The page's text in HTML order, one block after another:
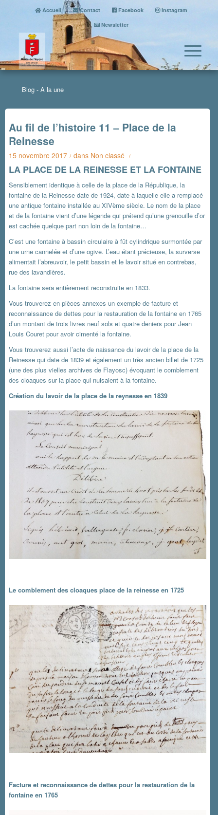
Accueil Contact Facebook
Instagram
Newsletter
Blog - A la une
Au fil de l’histoire 11 – Place de la
Reinesse
15 novembre 2017 / dans Non classé /
LA PLACE DE LA REINESSE ET LA FONTAINE
Sensiblement identique à celle de la place de la République, la
fontaine de la Reinesse date de 1924, date à laquelle elle a remplacé
une antique fontaine installée au XIVème siècle. Le nom de la place
et de la fontaine vient d’une légende qui prétend qu’une grenouille d’or
est cachée quelque part non loin de la fontaine…
C’est une fontaine à bassin circulaire à fût cylindrique surmontée par
une urne cannelée et d’une ogive. L’eau étant précieuse, la surverse
alimentait l’abreuvoir, le petit bassin et le lavoir situé en contrebas,
rue des lavandières.
La fontaine sera entièrement reconstruite en 1833.
Vous trouverez en pièces annexes un exemple de facture et
reconnaissance de dettes pour la restauration de la fontaine en 1765
d’un montant de trois livres neuf sols et quatre deniers pour Jean
Louis Couret pour avoir cimenté la fontaine.
Vous trouverez aussi l’acte de naissance du lavoir de la place de la
Reinesse qui date de 1839 et également un très ancien billet de 1725
(une des plus vielles archives de Flayosc) évoquant le comblement
des cloaques sur la place qui nuisaient à la fontaine.
Création du lavoir de la place de la reynesse en 1839
Le comblement des cloaques place de la reinesse en 1725
Facture et reconnaissance de dettes pour la restauration de la
fontaine en 1765